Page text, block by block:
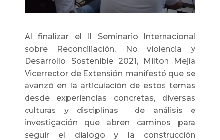
Al finalizar el II Seminario Internacional
sobre Reconciliación, No violencia y
Desarrollo Sostenible 2021, Milton Mejía
Vicerrector de Extensión manifestó que se
avanzó en la articulación de estos temas
desde experiencias concretas, diversas
culturas y disciplinas de análisis e
investigación que abren caminos para
seguir el dialogo y la construcción